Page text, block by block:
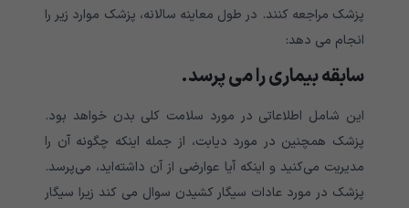
پزشک مراجعه کنند. در طول معاینه سالانه، پزشک موارد زیر را
انجام می دهد:
سابقه بیماری را می پرسد.
این شامل اطلاعاتی در مورد سلامت کلی بدن خواهد بود.
پزشک همچنین در مورد دیابت، از جمله اینکه چگونه آن را
مدیریت می‌کنید و اینکه آیا عوارضی از آن داشته‌اید، می‌پرسد.
پزشک در مورد عادات سیگار کشیدن سوال می کند زیرا سیگار